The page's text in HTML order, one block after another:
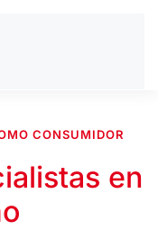
CONSUMIDOR
en